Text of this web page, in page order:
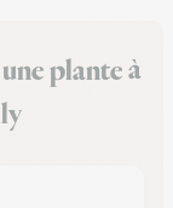
plante à